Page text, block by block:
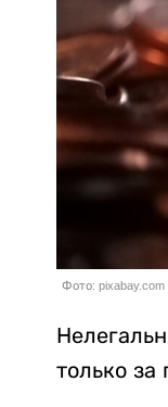
Фото: pixabay.com
только